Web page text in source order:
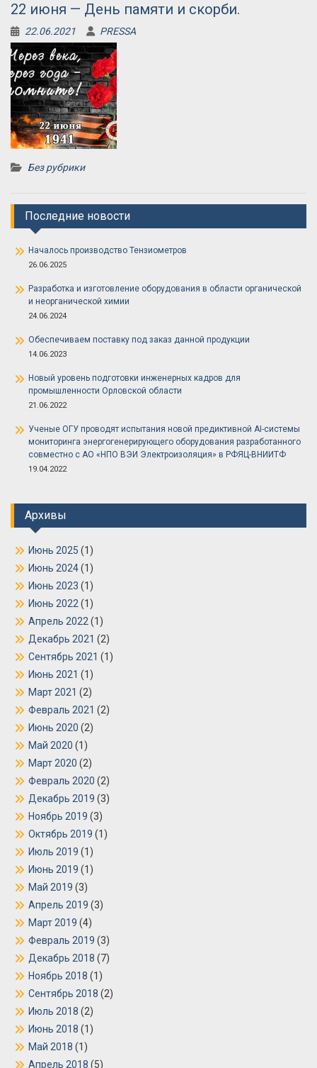
22 июня — День памяти и скорби.
22.06.2021 PRESSA
Без рубрики
Последние новости
Началось производство Тензиометров
26.06.2025
Разработка и изготовление оборудования в области органической
и неорганической химии
24.06.2024
Обеспечиваем поставку под заказ данной продукции
14.06.2023
Новый уровень подготовки инженерных кадров для
промышленности Орловской области
21.06.2022
Ученые ОГУ проводят испытания новой предиктивной AI-системы
мониторинга энергогенерирующего оборудования разработанного
совместно с АО «НПО ВЭИ Электроизоляция» в РФЯЦ-ВНИИТФ
19.04.2022
Архивы
Июнь 2025 (1)
Июнь 2024(1)
Июнь 2023 (1)
Июнь 2022 (1)
Апрель 2022 (1)
Декабрь 2021 (2)
Сентябрь 2021 (1)
Июнь 2021 (1)
Март 2021 (2)
Февраль 2021 (2)
Июнь 2020 (2)
Май 2020 (1)
Март 2020 (2)
Февраль 2020 (2)
Декабрь 2019 (3)
Ноябрь 2019 (3)
Октябрь 2019 (1)
Июль 2019 (1)
Июнь 2019 (1)
Май 2019 (3)
Апрель 2019 (3)
Март 2019 (4)
Февраль 2019 (3)
Декабрь 2018 (7)
Ноябрь 2018 (1)
Сентябрь 2018 (2)
Июль 2018 (2)
Июнь 2018 (1)
Май 2018 (1)
Апрель 2018 (5)